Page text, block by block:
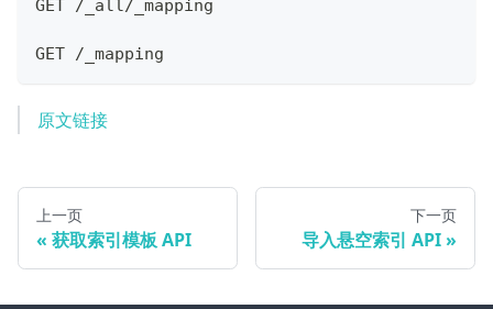
GET /_all/_mapping
GET /_mapping
原文链接
上一页
获取索引模板 API
下一页
导入悬空索引 API